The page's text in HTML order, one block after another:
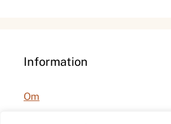
Information
Om